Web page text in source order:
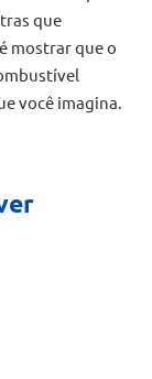
que
mostrar que o
você imagina.